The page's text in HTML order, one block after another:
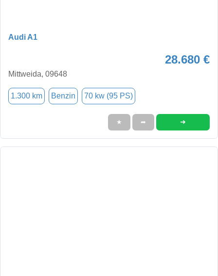
Audi A1
28.680 €
Mittweida, 09648
1.300 km Benzin 70 kw (95 PS)
★ ➦ ➜